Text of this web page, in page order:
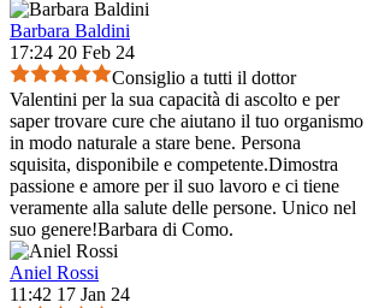
Barbara Baldini
17:24 20 Feb 24
Consiglio a tutti il dottor
Valentini per la sua capacità di ascolto e per
saper trovare cure che aiutano il tuo organismo
in modo naturale a stare bene. Persona
squisita, disponibile e competente.Dimostra
passione e amore per il suo lavoro e ci tiene
veramente alla salute delle persone. Unico nel
suo genere!Barbara di Como.
Aniel Rossi
11:42 17 Jan 24